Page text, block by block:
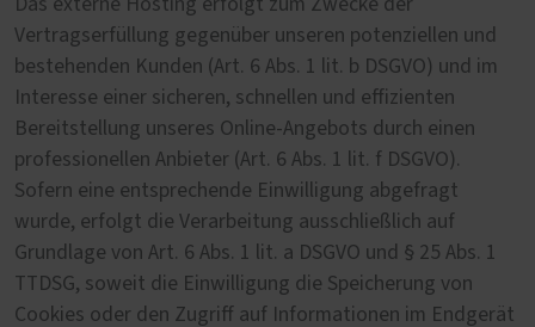
Das externe Hosting erfolgt zum Zwecke der
Vertragserfüllung gegenüber unseren potenziellen und
bestehenden Kunden (Art. 6 Abs. 1 lit. b DSGVO) und im
Interesse einer sicheren, schnellen und effizienten
Bereitstellung unseres Online-Angebots durch einen
professionellen Anbieter (Art. 6 Abs. 1 lit. f DSGVO).
Sofern eine entsprechende Einwilligung abgefragt
wurde, erfolgt die Verarbeitung ausschließlich auf
Grundlage von Art. 6 Abs. 1 lit. a DSGVO und § 25 Abs. 1
TTDSG, soweit die Einwilligung die Speicherung von
Cookies oder den Zugriff auf Informationen im Endgerät